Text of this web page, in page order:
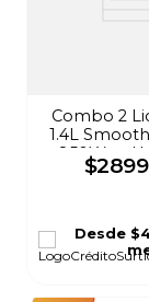
Combo 2
1.4L
850Watt
$2899
Desde